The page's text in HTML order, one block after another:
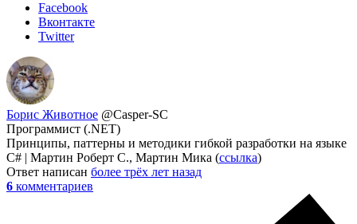
Facebook
Вконтакте
Twitter
Борис Животное @Casper-SC
Программист (.NET)
Принципы, паттерны и методики гибкой разработки на языке
C# | Мартин Роберт С., Мартин Мика (ссылка)
Ответ написан более трёх лет назад
6 комментариев